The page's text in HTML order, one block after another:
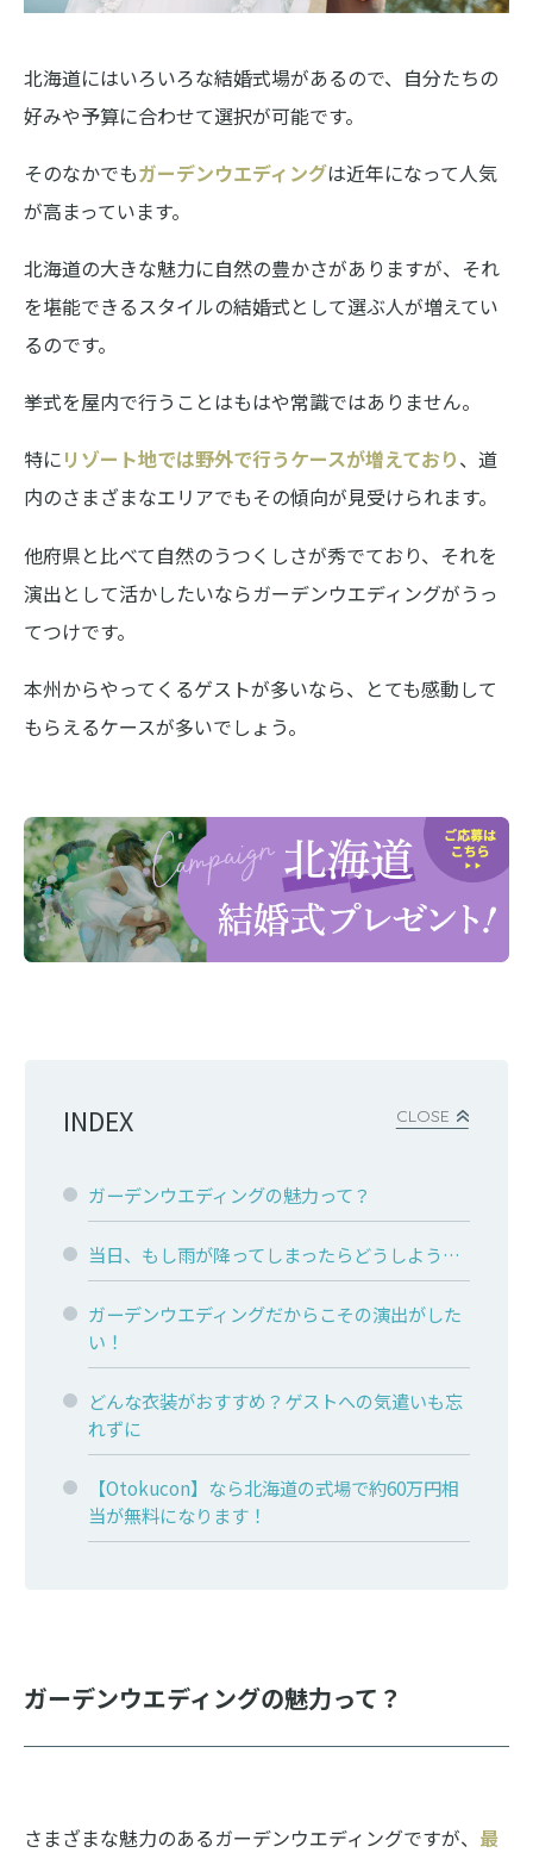
北海道にはいろいろな結婚式場があるので、自分たちの
好みや予算に合わせて選択が可能です。
そのなかでもガーデンウエディングは近年になって人気
が高まっています。
北海道の大きな魅力に自然の豊かさがありますが、それ
を堪能できるスタイルの結婚式として選ぶ人が増えてい
るのです。
挙式を屋内で行うことはもはや常識ではありません。
特にリゾート地では野外で行うケースが増えており、道
内のさまざまなエリアでもその傾向が見受けられます。
他府県と比べて自然のうつくしさが秀でており、それを
演出として活かしたいならガーデンウエディングがうっ
てつけです。
本州からやってくるゲストが多いなら、とても感動して
もらえるケースが多いでしょう。
CLOSE
INDEX
ガーデンウエディングの魅力って？
当日、もし雨が降ってしまったらどうしよう…
ガーデンウエディングだからこその演出がした
い！
どんな衣装がおすすめ？ゲストへの気遣いも忘
れずに
【Otokucon】なら北海道の式場で約60万円相
当が無料になります！
ガーデンウエディングの魅力って？
さまざまな魅力のあるガーデンウエディングですが、 最